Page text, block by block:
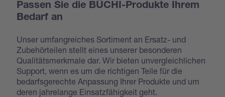
Passen Sie die BÜCHI-Produkte Ihrem
Bedarf an
Unser umfangreiches Sortiment an Ersatz- und
Zubehörteilen stellt eines unserer besonderen
Qualitätsmerkmale dar. Wir bieten unvergleichlichen
Support, wenn es um die richtigen Teile für die
bedarfsgerechte Anpassung Ihrer Produkte und um
deren jahrelange Einsatzfähigkeit geht.